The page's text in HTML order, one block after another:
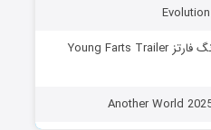
دانلود مستند قطعات تریلر یانگ فارتز Young Farts Trailer